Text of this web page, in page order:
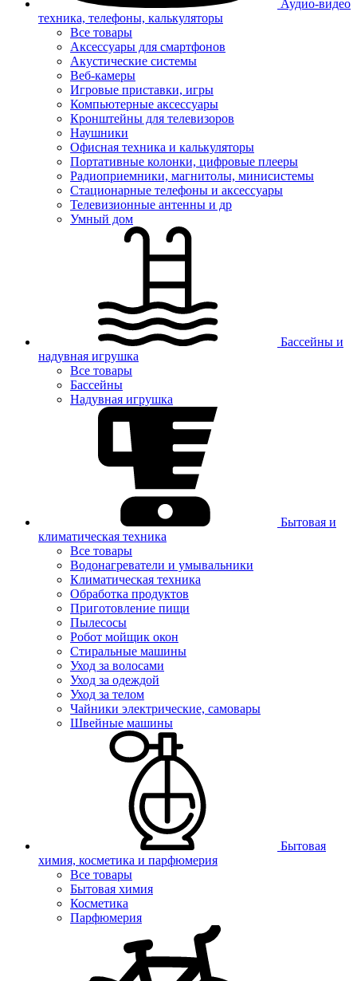
Аудио-видео
техника, телефоны, калькуляторы
Все товары
Аксессуары для смартфонов
Акустические системы
Веб-камеры
Игровые приставки, игры
Компьютерные аксессуары
Кронштейны для телевизоров
Наушники
Офисная техника и калькуляторы
Портативные колонки, цифровые плееры
Радиоприемники, магнитолы, минисистемы
Стационарные телефоны и аксессуары
Телевизионные антенны и др
Умный дом
Бассейны и
надувная игрушка
Все товары
Бассейны
Надувная игрушка
Бытовая и
климатическая техника
Все товары
Водонагреватели и умывальники
Климатическая техника
Обработка продуктов
Приготовление пищи
Пылесосы
Робот мойщик окон
Стиральные машины
Уход за волосами
Уход за одеждой
Уход за телом
Чайники электрические, самовары
Швейные машины
Бытовая
химия, косметика и парфюмерия
Все товары
Бытовая химия
Косметика
Парфюмерия